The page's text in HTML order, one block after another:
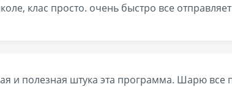
клас просто. очень быстро все
и полезная штука эта программа. Шарю все